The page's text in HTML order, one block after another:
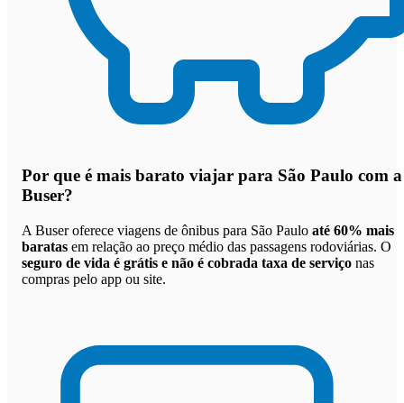
Por que é mais barato viajar para São Paulo com a
Buser?
A Buser oferece viagens de ônibus para São Paulo até 60% mais
baratas em relação ao preço médio das passagens rodoviárias. O
seguro de vida é grátis e não é cobrada taxa de serviço nas
compras pelo app ou site.